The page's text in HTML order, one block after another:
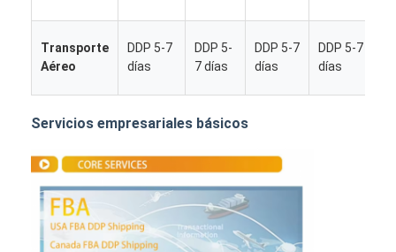
Productos
Control de Calidad
Contacto
Transporte
Aéreo
DDP 5-7
días
DDP 5-
7 días
DDP 5-7
días
DDP 5-7
días
Servicios empresariales básicos